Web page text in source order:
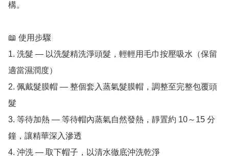
構。
📖 使用步驟
1. 洗髮 — 以洗髮精洗淨頭髮，輕輕用毛巾按壓吸水（保留
適當濕潤度）
2. 佩戴髮膜帽 — 整個套入蒸氣髮膜帽，調整至完整包覆頭
髮
3. 等待加熱 — 等待帽內蒸氣自然發熱，靜置約 10～15 分
鐘，讓精華深入滲透
4. 沖洗 — 取下帽子，以清水徹底沖洗乾淨